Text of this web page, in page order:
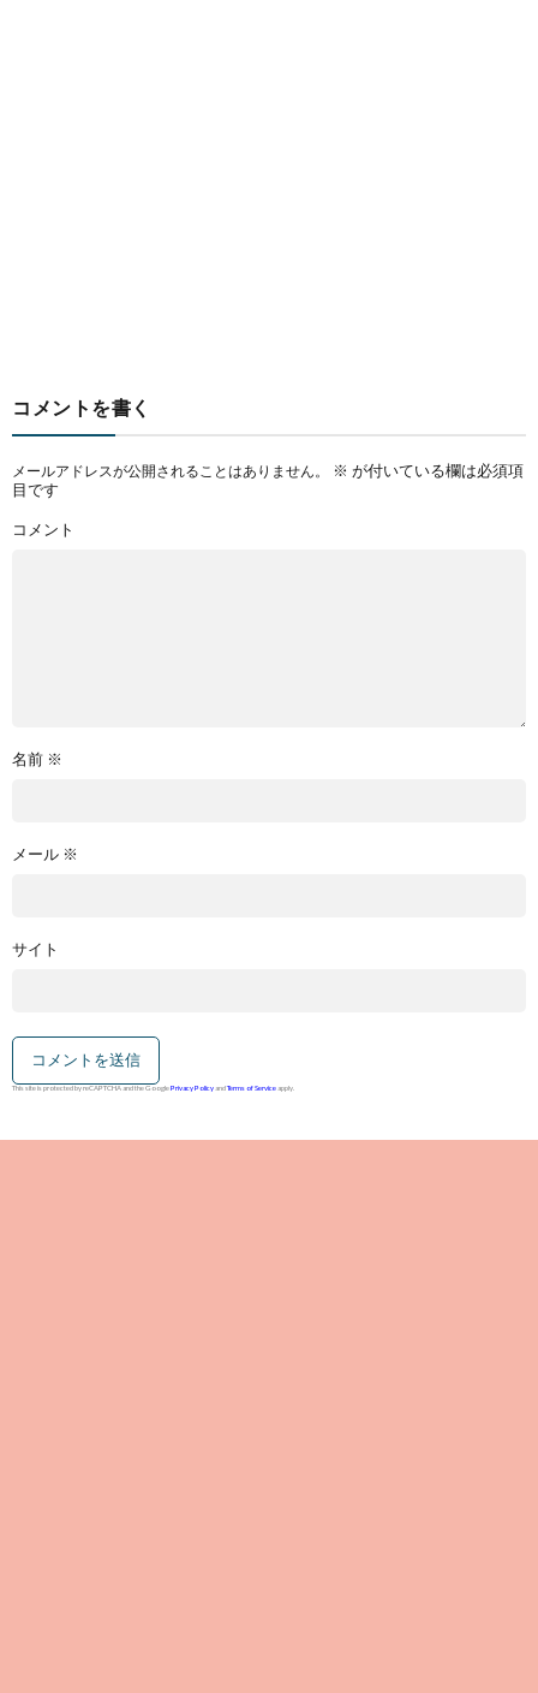
コメントを書く
メールアドレスが公開されることはありません。 ※ が付いている欄は必須項
目です
コメント
名前 ※
メール ※
サイト
This site is protected by reCAPTCHA and the GooglePrivacy Policy andTerms of Service apply.